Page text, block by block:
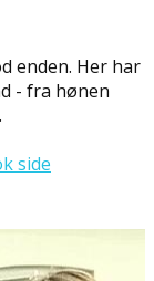
enden. Her har
- fra hønen
side